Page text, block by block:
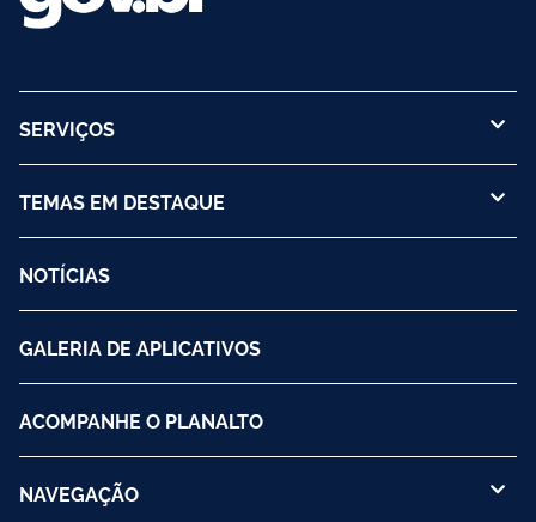
SERVIÇOS
TEMAS EM DESTAQUE
NOTÍCIAS
GALERIA DE APLICATIVOS
ACOMPANHE O PLANALTO
NAVEGAÇÃO